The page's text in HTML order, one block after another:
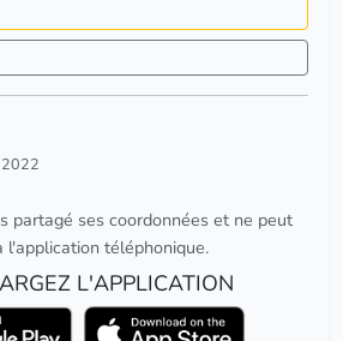
2022
partagé ses coordonnées et ne peut
l'application téléphonique.
L'APPLICATION